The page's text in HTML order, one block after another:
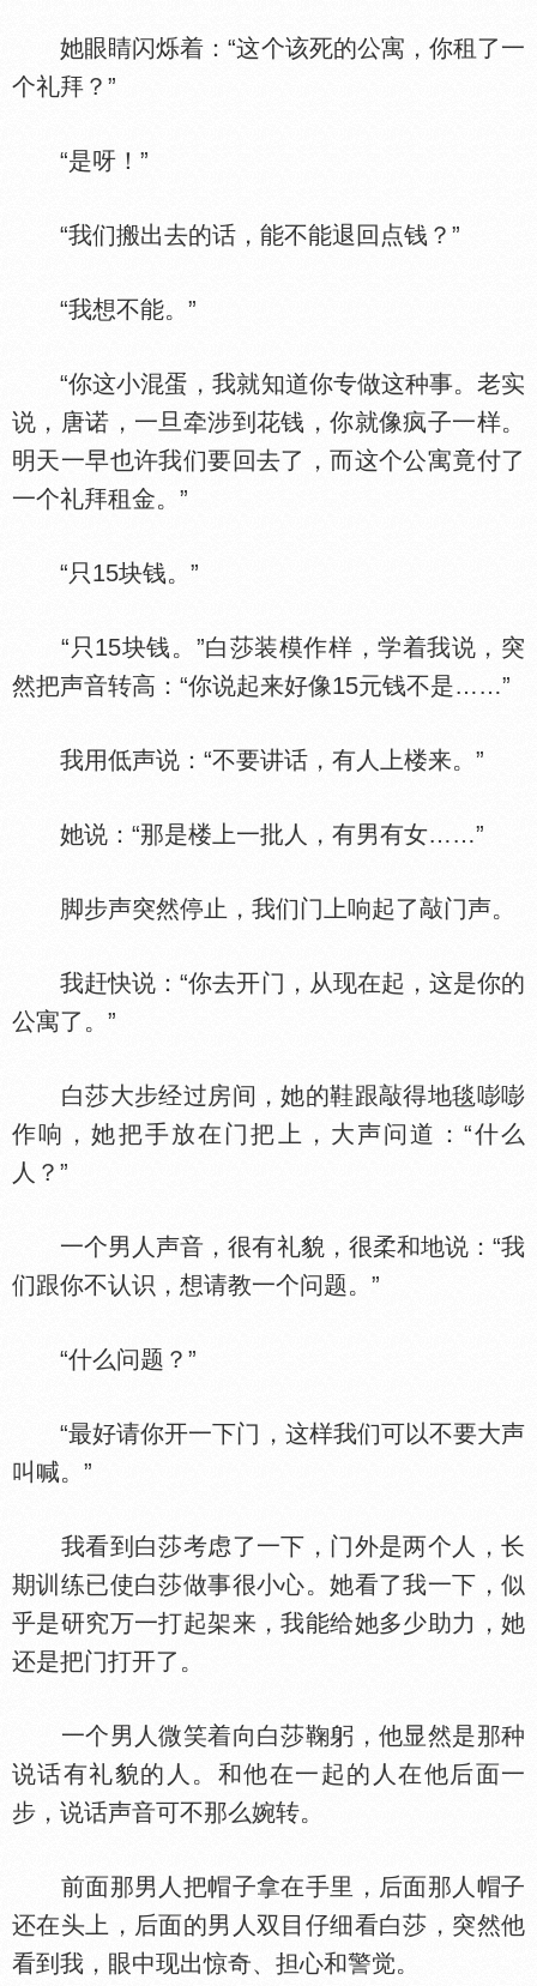
她眼睛闪烁着：“这个该死的公寓，你租了一
个礼拜？”
“是呀！”
“我们搬出去的话，能不能退回点钱？”
“我想不能。”
“你这小混蛋，我就知道你专做这种事。老实
说，唐诺，一旦牵涉到花钱，你就像疯子一样。
明天一早也许我们要回去了，而这个公寓竟付了
一个礼拜租金。”
“只15块钱。”
“只15块钱。”白莎装模作样，学着我说，突
然把声音转高：“你说起来好像15元钱不是……”
我用低声说：“不要讲话，有人上楼来。”
她说：“那是楼上一批人，有男有女……”
脚步声突然停止，我们门上响起了敲门声。
我赶快说：“你去开门，从现在起，这是你的
公寓了。”
白莎大步经过房间，她的鞋跟敲得地毯嘭嘭
作响，她把手放在门把上，大声问道：“什么
人？”
一个男人声音，很有礼貌，很柔和地说：“我
们跟你不认识，想请教一个问题。”
“什么问题？”
“最好请你开一下门，这样我们可以不要大声
叫喊。”
我看到白莎考虑了一下，门外是两个人，长
期训练已使白莎做事很小心。她看了我一下，似
乎是研究万一打起架来，我能给她多少助力，她
还是把门打开了。
一个男人微笑着向白莎鞠躬，他显然是那种
说话有礼貌的人。和他在一起的人在他后面一
步，说话声音可不那么婉转。
前面那男人把帽子拿在手里，后面那人帽子
还在头上，后面的男人双目仔细看白莎，突然他
看到我，眼中现出惊奇、担心和警觉。